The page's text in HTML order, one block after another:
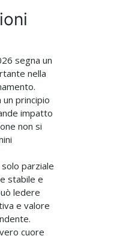
segna un
nella
un principio
impatto
non si
parziale
stabile e
ledere
e valore
cuore